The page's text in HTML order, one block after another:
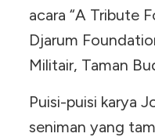
acara “A Tribute
Djarum
Militair, Taman
Puisi-puisi karya
seniman yang